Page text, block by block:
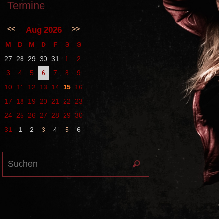
Termine
<< Aug 2026
>>
M
D M D F S
S
27
28 29 30 31 1
2
3
4 5 6 7 8
9
10
11 12 13 14 15 16
17
18 19 20 21 22
23
24 25 26 27 28 29 30
31
1 2 3 4 5 6
Suchen
Suchen